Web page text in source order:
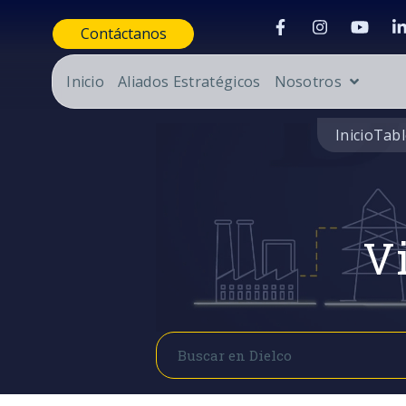
Contáctanos
Inicio Aliados Estratégicos Nosotros
Inicio
Buscar